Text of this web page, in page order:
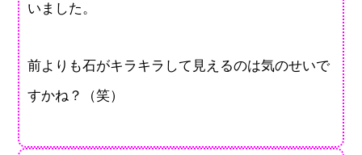
いました。
前よりも石がキラキラして見えるのは気のせいで
すかね？（笑）